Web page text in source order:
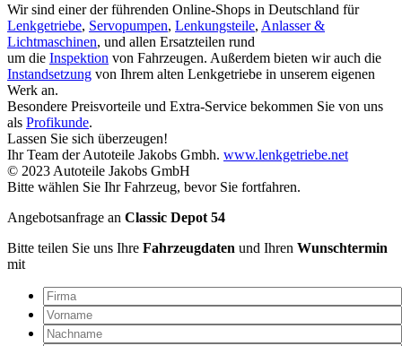
Wir sind einer der führenden Online-Shops in Deutschland für
Lenkgetriebe, Servopumpen, Lenkungsteile, Anlasser &
Lichtmaschinen, und allen Ersatzteilen rund
um die Inspektion von Fahrzeugen. Außerdem bieten wir auch die
Instandsetzung von Ihrem alten Lenkgetriebe in unserem eigenen
Werk an.
Besondere Preisvorteile und Extra-Service bekommen Sie von uns
als Profikunde.
Lassen Sie sich überzeugen!
Ihr Team der Autoteile Jakobs Gmbh. www.lenkgetriebe.net
© 2023 Autoteile Jakobs GmbH
Bitte wählen Sie Ihr Fahrzeug, bevor Sie fortfahren.
Angebotsanfrage an Classic Depot 54
Bitte teilen Sie uns Ihre Fahrzeugdaten und Ihren Wunschtermin
mit